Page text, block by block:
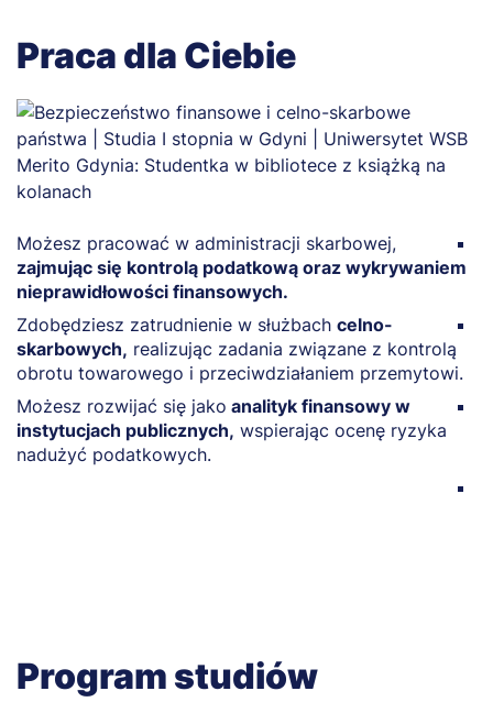
Praca dla Ciebie
Możesz pracować w administracji skarbowej,
zajmując się kontrolą podatkową oraz wykrywaniem
nieprawidłowości finansowych.
Zdobędziesz zatrudnienie w służbach celno-
skarbowych, realizując zadania związane z kontrolą
obrotu towarowego i przeciwdziałaniem przemytowi.
Możesz rozwijać się jako analityk finansowy w
instytucjach publicznych, wspierając ocenę ryzyka
nadużyć podatkowych.
Program studiów